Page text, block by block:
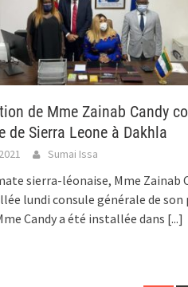
de Mme Zainab Candy
de Sierra Leone à Dakhla
Sumai Issa
sierra-léonaise, Mme Zainab
lundi consule générale de son
Candy a été installée dans [...]